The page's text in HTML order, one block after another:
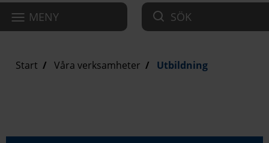
MENY SÖK
Start Våra verksamheter Utbildning